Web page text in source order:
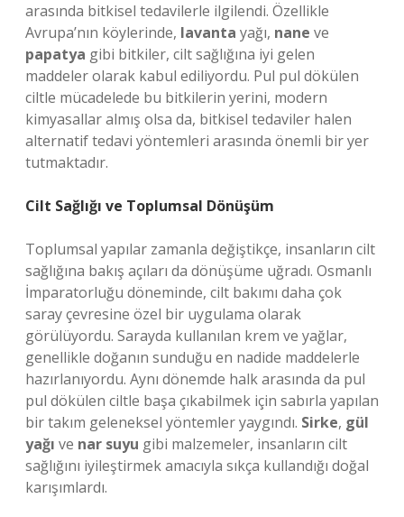
arasında bitkisel tedavilerle ilgilendi. Özellikle
Avrupa’nın köylerinde, lavanta yağı, nane ve
papatya gibi bitkiler, cilt sağlığına iyi gelen
maddeler olarak kabul ediliyordu. Pul pul dökülen
ciltle mücadelede bu bitkilerin yerini, modern
kimyasallar almış olsa da, bitkisel tedaviler halen
alternatif tedavi yöntemleri arasında önemli bir yer
tutmaktadır.
Cilt Sağlığı ve Toplumsal Dönüşüm
Toplumsal yapılar zamanla değiştikçe, insanların cilt
sağlığına bakış açıları da dönüşüme uğradı. Osmanlı
İmparatorluğu döneminde, cilt bakımı daha çok
saray çevresine özel bir uygulama olarak
görülüyordu. Sarayda kullanılan krem ve yağlar,
genellikle doğanın sunduğu en nadide maddelerle
hazırlanıyordu. Aynı dönemde halk arasında da pul
pul dökülen ciltle başa çıkabilmek için sabırla yapılan
bir takım geleneksel yöntemler yaygındı. Sirke, gül
yağı ve nar suyu gibi malzemeler, insanların cilt
sağlığını iyileştirmek amacıyla sıkça kullandığı doğal
karışımlardı.